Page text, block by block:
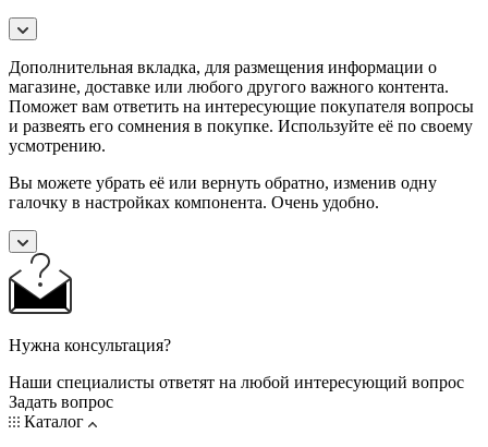
Дополнительная вкладка, для размещения информации о
магазине, доставке или любого другого важного контента.
Поможет вам ответить на интересующие покупателя вопросы
и развеять его сомнения в покупке. Используйте её по своему
усмотрению.
Вы можете убрать её или вернуть обратно, изменив одну
галочку в настройках компонента. Очень удобно.
Нужна консультация?
Наши специалисты ответят на любой интересующий вопрос
Задать вопрос
Каталог